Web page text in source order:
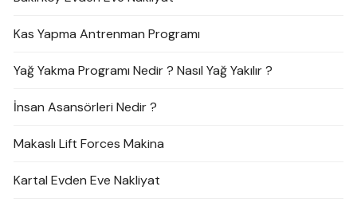
Kas Yapma Antrenman Programı
Yağ Yakma Programı Nedir ? Nasıl Yağ Yakılır ?
İnsan Asansörleri Nedir ?
Makaslı Lift Forces Makina
Kartal Evden Eve Nakliyat